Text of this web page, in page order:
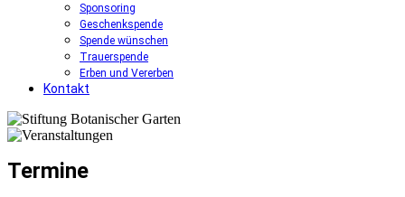
Sponsoring
Geschenkspende
Spende wünschen
Trauerspende
Erben und Vererben
Kontakt
Termine